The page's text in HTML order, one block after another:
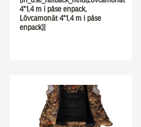
4*1,4 m i påse enpack,
Lövcamonät 4*1,4 m i påse
enpack)]